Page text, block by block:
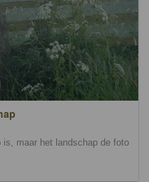
is, maar het landschap de foto